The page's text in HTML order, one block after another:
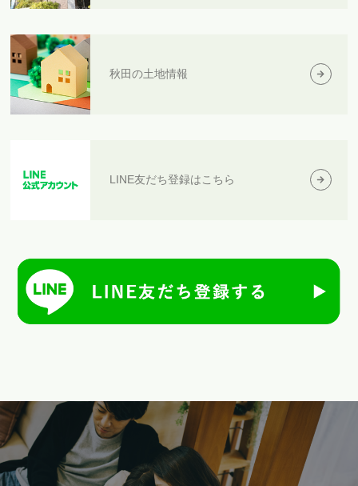
秋田の土地情報
LINE友だち登録はこちら